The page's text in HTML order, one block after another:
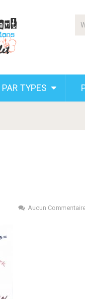
PAR TYPES
Aucun